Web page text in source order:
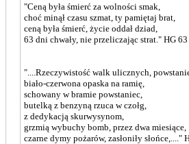
"Ceną była śmierć za wolności smak,
choć minął czasu szmat, ty pamiętaj brat,
ceną była śmierć, życie oddał dziad,
63 dni chwały, nie przeliczając strat." HG
"....Rzeczywistość walk ulicznych,
biało-czerwona opaska na ramię,
schowany w bramie powstaniec,
butelką z benzyną rzuca w czołg,
z dedykacją skurwysynom,
grzmią wybuchy bomb, przez dwa miesiące,
czarne dymy pożarów, zasłoniły słońce,...."